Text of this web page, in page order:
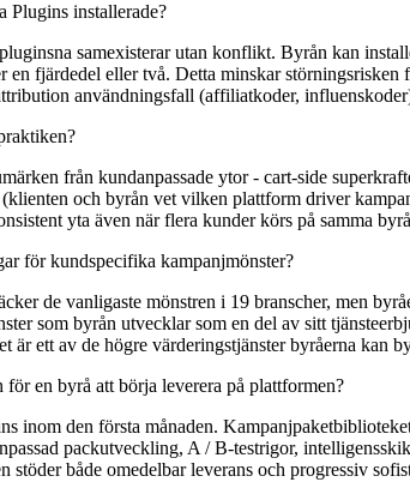
Plugins installerade?
samexisterar utan konflikt. Byrån kan
en fjärdedel eller två. Detta minskar
användningsfall (affiliatkoder,
från kundanpassade ytor - cart-side
och byrån vet vilken plattform driver
yta även när flera kunder körs på samma
för kundspecifika kampanjmönster?
de vanligaste mönstren i 19 branscher, men
som byrån utvecklar som en del av sitt
är ett av de högre värderingstjänster byråerna kan
en byrå att börja leverera på plattformen?
inom den första månaden.
packutveckling, A / B-testrigor,
både omedelbar leverans och progressiv